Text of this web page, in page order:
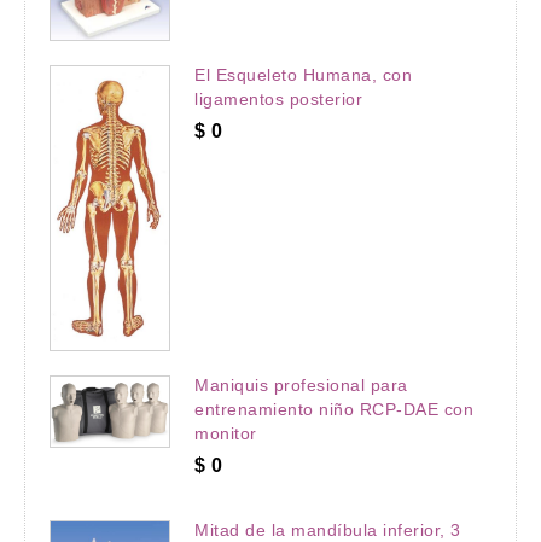
El Esqueleto Humana, con
ligamentos posterior
$ 0
Maniquis profesional para
entrenamiento niño RCP-DAE con
monitor
$ 0
Mitad de la mandíbula inferior, 3